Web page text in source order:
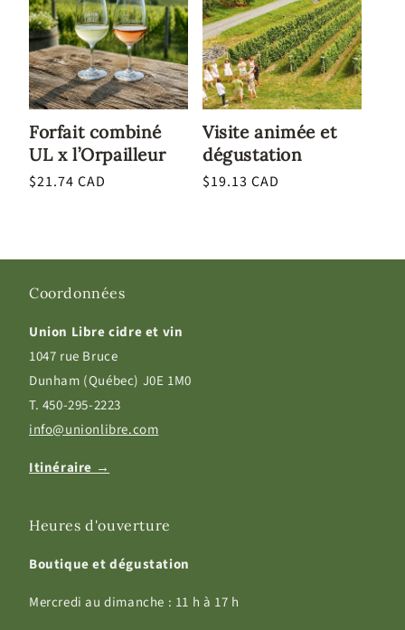
Forfait combiné
UL x l’Orpailleur
Prix
$21.74 CAD
Visite animée et
dégustation
Prix
$19.13 CAD
Coordonnées
Union Libre cidre et vin
1047 rue Bruce
Dunham (Québec) J0E 1M0
T. 450-295-2223
info@unionlibre.com
Itinéraire →
Heures d'ouverture
Boutique et dégustation
Mercredi au dimanche : 11 h à 17 h